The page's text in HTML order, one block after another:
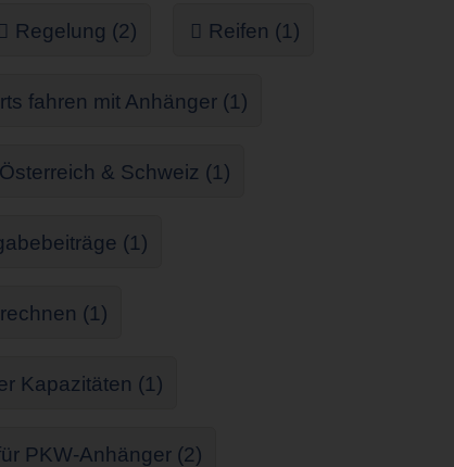
Regelung (2) Reifen (1)
fahren mit Anhänger (1)
& Schweiz (1)
(1)
(1)
Kapazitäten (1)
PKW-Anhänger (2)